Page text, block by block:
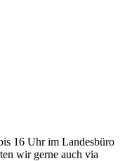
16 Uhr im Landesbüro
wir gerne auch via